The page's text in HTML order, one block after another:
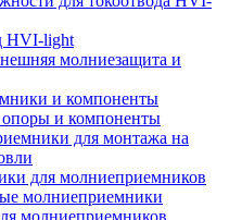
HVI-light
молниезащита и
и компоненты
и компоненты
для монтажа на
для молниеприемников
молниеприемники
молниеприемников